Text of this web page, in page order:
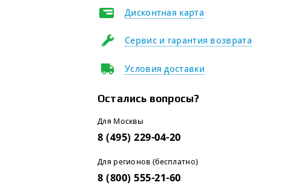
Дисконтная карта
Сервис и гарантия возврата
Условия доставки
Остались вопросы?
Для Москвы
8 (495) 229-04-20
Для регионов (бесплатно)
8 (800) 555-21-60